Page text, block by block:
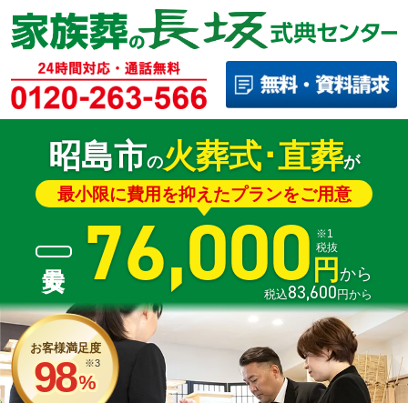
昭島市の火葬式･直葬が
最小限に費用を抑えたプランをご用意
76,000 円から
税抜
※1
税込83,600 円から
お客様満足度
98%
※3